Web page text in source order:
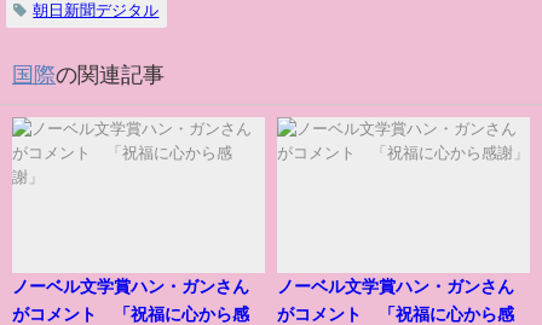
朝日新聞デジタル
国際の関連記事
ノーベル文学賞ハン・ガンさん
がコメント 「祝福に心から感
ノーベル文学賞ハン・ガンさん
がコメント 「祝福に心から感